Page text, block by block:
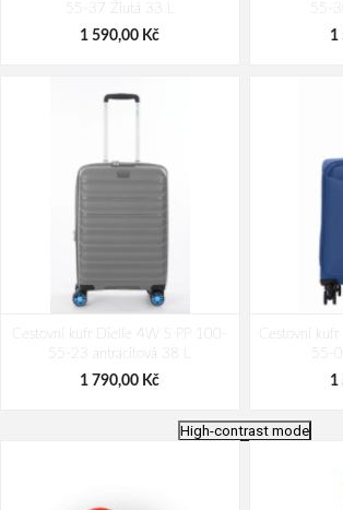
55-37 Žlutá 33 L
1 590,00 Kč
55-
1
Cestovní kufr Dielle 4W S PP 100-
55-23 antracitová 38 L
1 790,00 Kč
Cestovní
55-
1
High-contrast mode